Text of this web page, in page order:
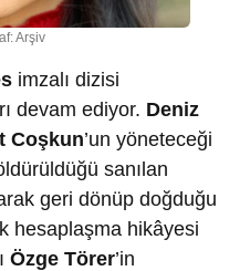
Arşiv
imzalı dizisi
devam ediyor. Deniz
Coşkun’un yöneteceği
sanılan
geri dönüp doğduğu
hesaplaşma hikâyesi
Özge Törer’in